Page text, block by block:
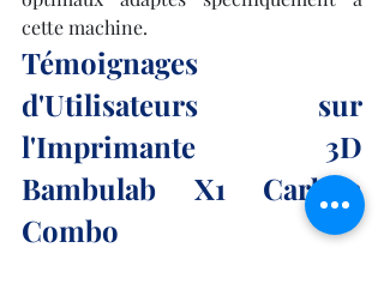
cette machine.
Témoignages
d'Utilisateurs sur
l'Imprimante 3D
Bambulab X1 Carbon
Combo